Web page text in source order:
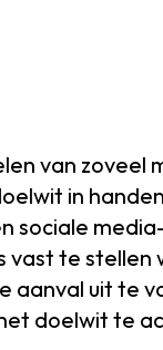
van zoveel
in
sociale
vast te
aanval uit te
doelwit te